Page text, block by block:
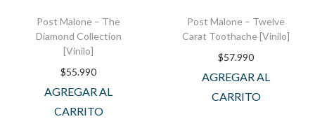
Post Malone – The
Diamond Collection
[Vinilo]
$55.990
AGREGAR AL
CARRITO
Post Malone – Twelve
Carat Toothache [Vinilo]
$57.990
AGREGAR AL
CARRITO